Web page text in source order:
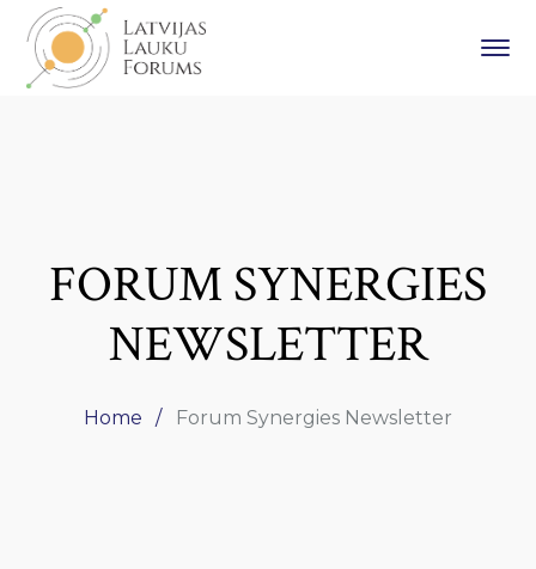
FORUM SYNERGIES
NEWSLETTER
Home Forum Synergies Newsletter